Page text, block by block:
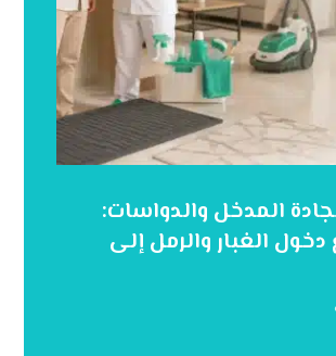
المدخل والدواسات:
الغبار والرمل إلى